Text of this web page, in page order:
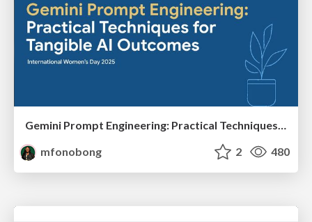
Gemini Prompt Engineering: Practical Techniques for Tangible AI Outcomes
mfonobong
2 480